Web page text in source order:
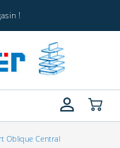
!
Oblique Central